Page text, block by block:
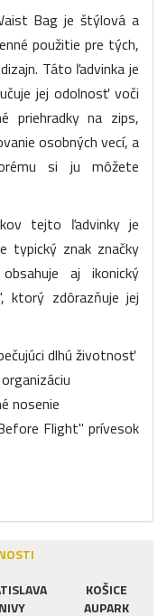
Bag je štýlová a
použitie pre tých,
Táto ľadvinka je
jej odolnosť voči
priehradky na zips,
osobných vecí, a
si ju môžete
tejto ľadvinky je
typický znak značky
aj ikonický
ktorý zdôrazňuje jej
dlhú životnosť
nosenie
Flight" prívesok
NIVY
KOŠICE
AUPARK